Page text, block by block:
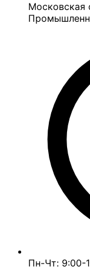
Московская
Пн-Чт: 9:00-